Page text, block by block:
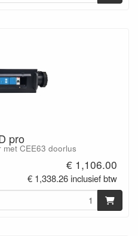
pro
CEE63 doorlus
€ 1,106.00
€ 1,338.26 inclusief btw